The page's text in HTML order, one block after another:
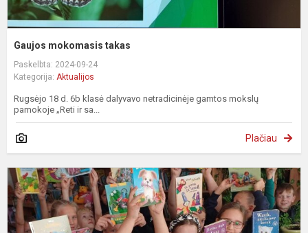
Gaujos mokomasis takas
Paskelbta: 2024-09-24
Kategorija: Aktualijos
Rugsėjo 18 d. 6b klasė dalyvavo netradicinėje gamtos mokslų
pamokoje „Reti ir sa...
Plačiau